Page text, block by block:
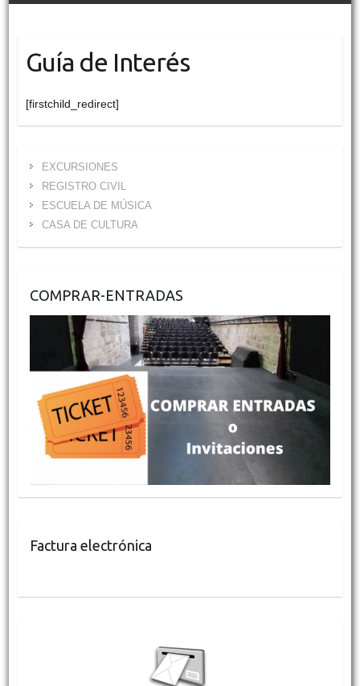
Guía de Interés
[firstchild_redirect]
EXCURSIONES
REGISTRO CIVIL
ESCUELA DE MÚSICA
CASA DE CULTURA
COMPRAR-ENTRADAS
Factura electrónica